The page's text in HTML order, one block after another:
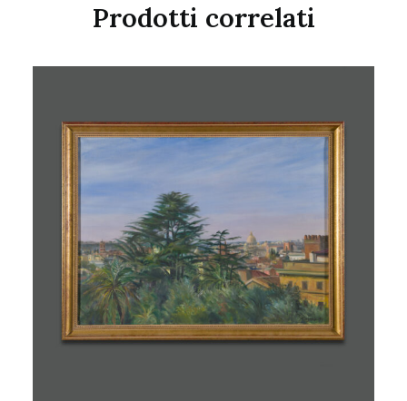
Prodotti correlati